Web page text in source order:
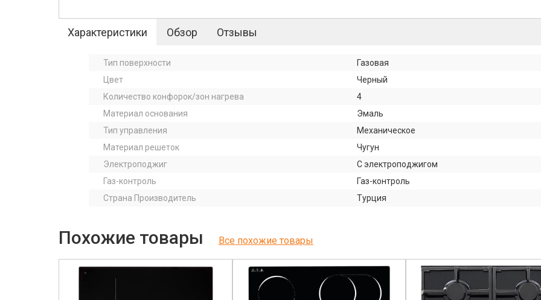
Характеристики Обзор Отзывы
Тип поверхности
Газовая
Цвет
Черный
Количество конфорок/зон нагрева
4
Материал основания
Эмаль
Тип управления
Механическое
Материал решеток
Чугун
Электроподжиг
С электроподжигом
Газ-контроль
Газ-контроль
Страна Производитель
Турция
Похожие товары Все похожие товары